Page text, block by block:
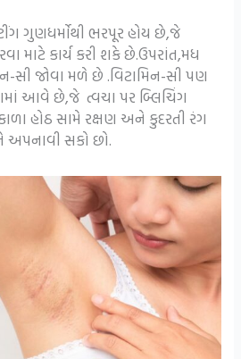
ગુણધર્મોથી ભરપૂર હોય છે,જે
માટે કાર્ય કરી શકે છે.ઉપરાંત,મધ
સી જોવા મળે છે .વિટામિન-સી પણ
આવે છે,જે ત્વચા પર બ્લિચિંગ
હોઠ સામે રક્ષણ અને કુદરતી રંગ
સકો છો.